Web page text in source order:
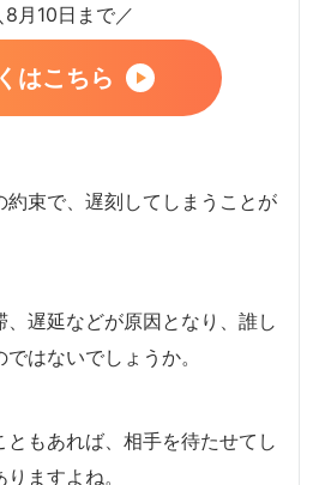
8月10日まで／
はこちら
約束で、遅刻してしまうことが
遅延などが原因となり、誰し
はないでしょうか。
もあれば、相手を待たせてし
ますよね。